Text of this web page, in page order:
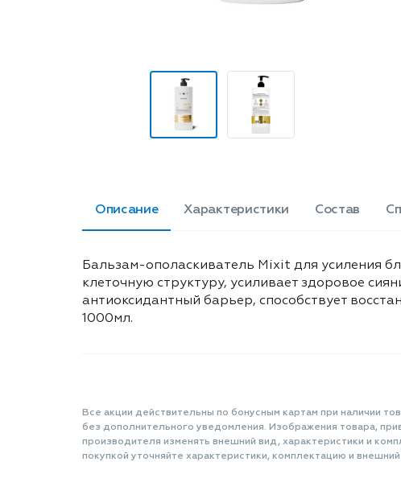
Описание Характеристики Состав
Бальзам-ополаскиватель Mixit для усиления
клеточную структуру, усиливает здоровое
антиоксидантный барьер, способствует
1000мл.
Все акции действительны по бонусным картам при наличии
без дополнительного уведомления. Изображения товара,
производителя изменять внешний вид, характеристики и
покупкой уточняйте характеристики, комплектацию и